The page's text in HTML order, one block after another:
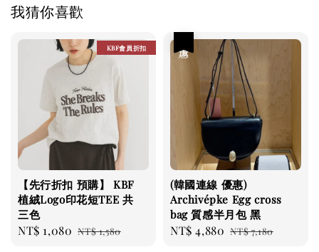
我猜你喜歡
KBF會員折扣
【先行折扣 預購】 KBF
植絨Logo印花短TEE 共
三色
Sale
NT$ 1,080 Regular
NT$ 1,580
(韓國連線 優惠)
Archivépke Egg cross
bag 質感半月包 黑
Sale
NT$ 4,880 Regular
NT$ 7,180